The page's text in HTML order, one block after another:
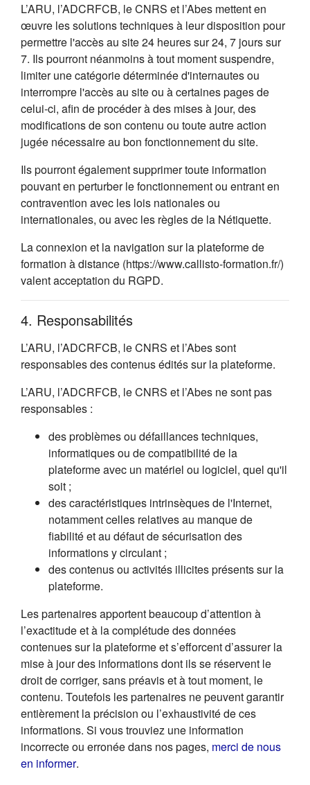
L’ARU, l’ADCRFCB, le CNRS et l’Abes mettent en
œuvre les solutions techniques à leur disposition pour
permettre l'accès au site 24 heures sur 24, 7 jours sur
7. Ils pourront néanmoins à tout moment suspendre,
limiter une catégorie déterminée d'internautes ou
interrompre l'accès au site ou à certaines pages de
celui-ci, afin de procéder à des mises à jour, des
modifications de son contenu ou toute autre action
jugée nécessaire au bon fonctionnement du site.
Ils pourront également supprimer toute information
pouvant en perturber le fonctionnement ou entrant en
contravention avec les lois nationales ou
internationales, ou avec les règles de la Nétiquette.
La connexion et la navigation sur la plateforme de
formation à distance (https://www.callisto-formation.fr/)
valent acceptation du RGPD.
4. Responsabilités
L’ARU, l’ADCRFCB, le CNRS et l’Abes sont
responsables des contenus édités sur la plateforme.
L’ARU, l’ADCRFCB, le CNRS et l’Abes ne sont pas
responsables :
des problèmes ou défaillances techniques,
informatiques ou de compatibilité de la
plateforme avec un matériel ou logiciel, quel qu'il
soit ;
des caractéristiques intrinsèques de l'Internet,
notamment celles relatives au manque de
fiabilité et au défaut de sécurisation des
informations y circulant ;
des contenus ou activités illicites présents sur la
plateforme.
Les partenaires apportent beaucoup d’attention à
l’exactitude et à la complétude des données
contenues sur la plateforme et s’efforcent d’assurer la
mise à jour des informations dont ils se réservent le
droit de corriger, sans préavis et à tout moment, le
contenu. Toutefois les partenaires ne peuvent garantir
entièrement la précision ou l’exhaustivité de ces
informations. Si vous trouviez une information
incorrecte ou erronée dans nos pages, merci de nous
en informer(s'ouvre dans un nouvel onglet)
.